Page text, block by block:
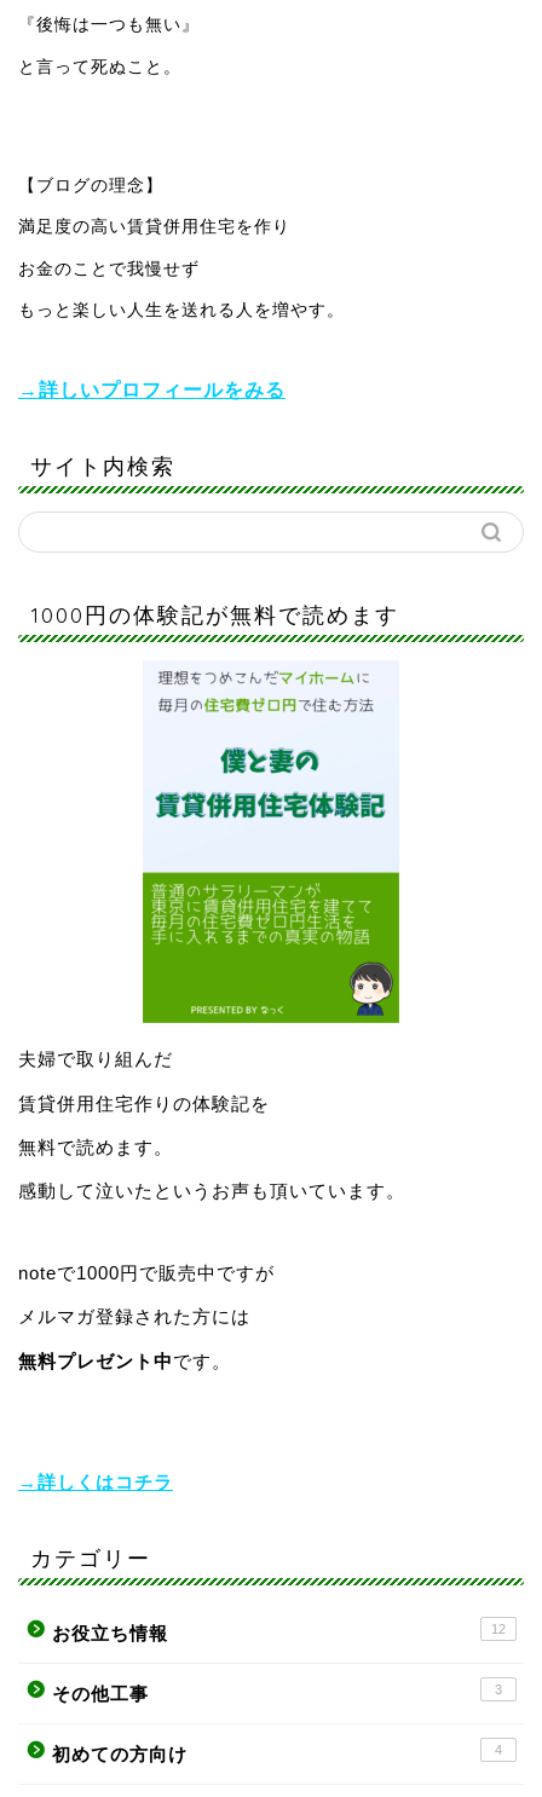
『後悔は一つも無い』
と言って死ぬこと。
【ブログの理念】
満足度の高い賃貸併用住宅を作り
お金のことで我慢せず
もっと楽しい人生を送れる人を増やす。
→詳しいプロフィールをみる
サイト内検索
1000円の体験記が無料で読めます
夫婦で取り組んだ
賃貸併用住宅作りの体験記を
無料で読めます。
感動して泣いたというお声も頂いています。
noteで1000円で販売中ですが
メルマガ登録された方には
無料プレゼント中です。
→詳しくはコチラ
カテゴリー
お役立ち情報 12
その他工事 3
初めての方向け 4